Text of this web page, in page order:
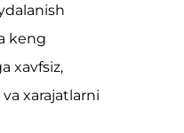
keng
xavfsiz,
xarajatlarni